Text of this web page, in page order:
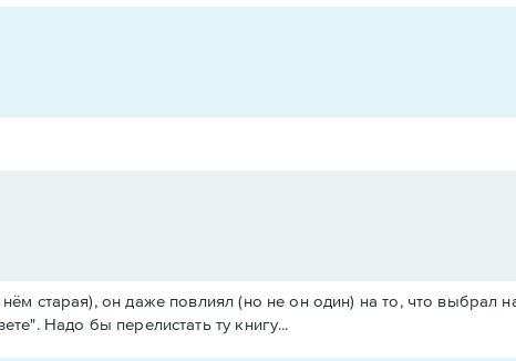
старая), он даже повлиял (но не он один) на то, что выбрал
Надо бы перелистать ту книгу...